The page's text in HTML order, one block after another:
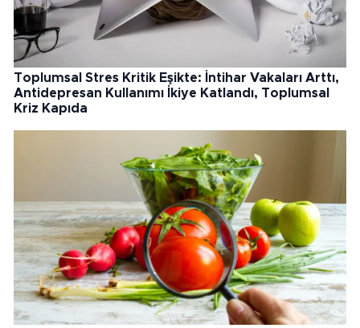
Toplumsal Stres Kritik Eşikte: İntihar Vakaları Arttı,
Antidepresan Kullanımı İkiye Katlandı, Toplumsal
Kriz Kapıda